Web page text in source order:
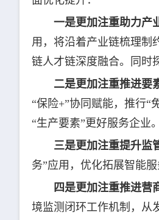
一是更加注重助力产
用，将沿着产业链梳理制
链人才链深度融合。同时
二是更加注重推进要
“保险+”协同赋能，推行
“生产要素”更好服务企业。
三是更加注重提升监
务”应用，优化拓展智能
四是更加注重推进营
境监测闭环工作机制，从